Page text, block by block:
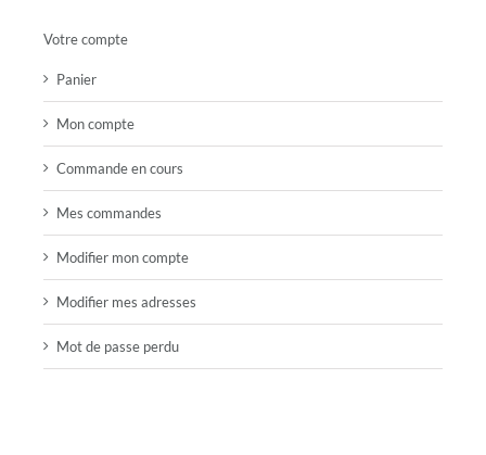
Votre compte
Panier
Mon compte
Commande en cours
Mes commandes
Modifier mon compte
Modifier mes adresses
Mot de passe perdu